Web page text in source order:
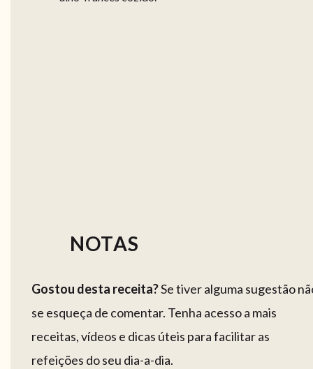
NOTAS
Gostou desta receita?Se tiver alguma sugestão
se esqueça de comentar. Tenha acesso a mais
receitas, vídeos e dicas úteis para facilitar as
refeições do seu dia-a-dia.